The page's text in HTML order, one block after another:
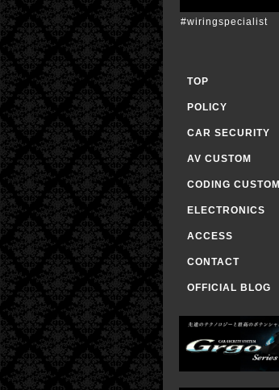
#wiringspecialist
TOP
POLICY
CAR SECURITY
AV CUSTOM
CODING CUSTOM
ELECTRONICS
ACCESS
CONTACT
OFFICIAL BLOG